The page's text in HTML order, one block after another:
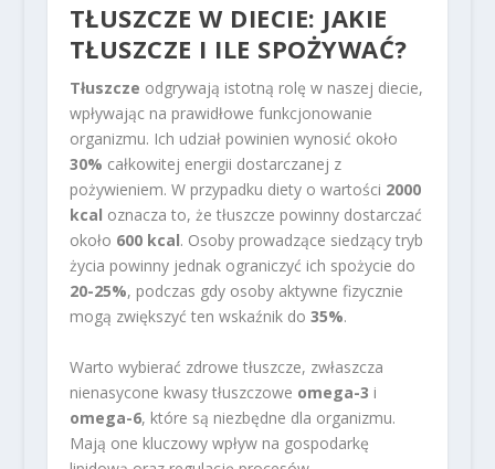
TŁUSZCZE W DIECIE: JAKIE
TŁUSZCZE I ILE SPOŻYWAĆ?
Tłuszcze odgrywają istotną rolę w naszej diecie,
wpływając na prawidłowe funkcjonowanie
organizmu. Ich udział powinien wynosić około
30% całkowitej energii dostarczanej z
pożywieniem. W przypadku diety o wartości 2000
kcal oznacza to, że tłuszcze powinny dostarczać
około 600 kcal. Osoby prowadzące siedzący tryb
życia powinny jednak ograniczyć ich spożycie do
20-25%, podczas gdy osoby aktywne fizycznie
mogą zwiększyć ten wskaźnik do 35%.
Warto wybierać zdrowe tłuszcze, zwłaszcza
nienasycone kwasy tłuszczowe omega-3 i
omega-6, które są niezbędne dla organizmu.
Mają one kluczowy wpływ na gospodarkę